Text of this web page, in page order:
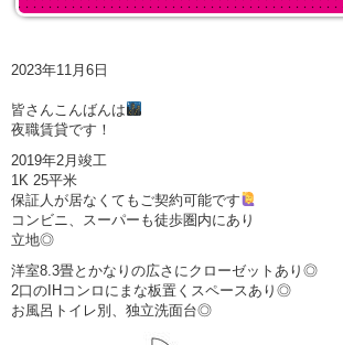
2023年11月6日
皆さんこんばんは
夜職賃貸です！
2019年2月竣工
1K 25平米
保証人が居なくてもご契約可能です
コンビニ、スーパーも徒歩圏内にあり
立地◎
洋室8.3畳とかなりの広さにクローゼットあり◎
2口のIHコンロにまな板置くスペースあり◎
お風呂トイレ別、独立洗面台◎